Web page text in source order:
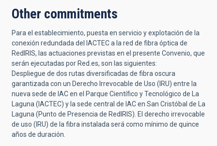
Other commitments
Para el establecimiento, puesta en servicio y explotación de la
conexión redundada del IACTEC a la red de fibra óptica de
RedIRIS, las actuaciones previstas en el presente Convenio, que
serán ejecutadas por Red.es, son las siguientes:
Despliegue de dos rutas diversificadas de fibra oscura
garantizada con un Derecho Irrevocable de Uso (IRU) entre la
nueva sede de IAC en el Parque Científico y Tecnológico de La
Laguna (IACTEC) y la sede central de IAC en San Cristóbal de La
Laguna (Punto de Presencia de RedIRIS). El derecho irrevocable
de uso (IRU) de la fibra instalada será como mínimo de quince
años de duración.